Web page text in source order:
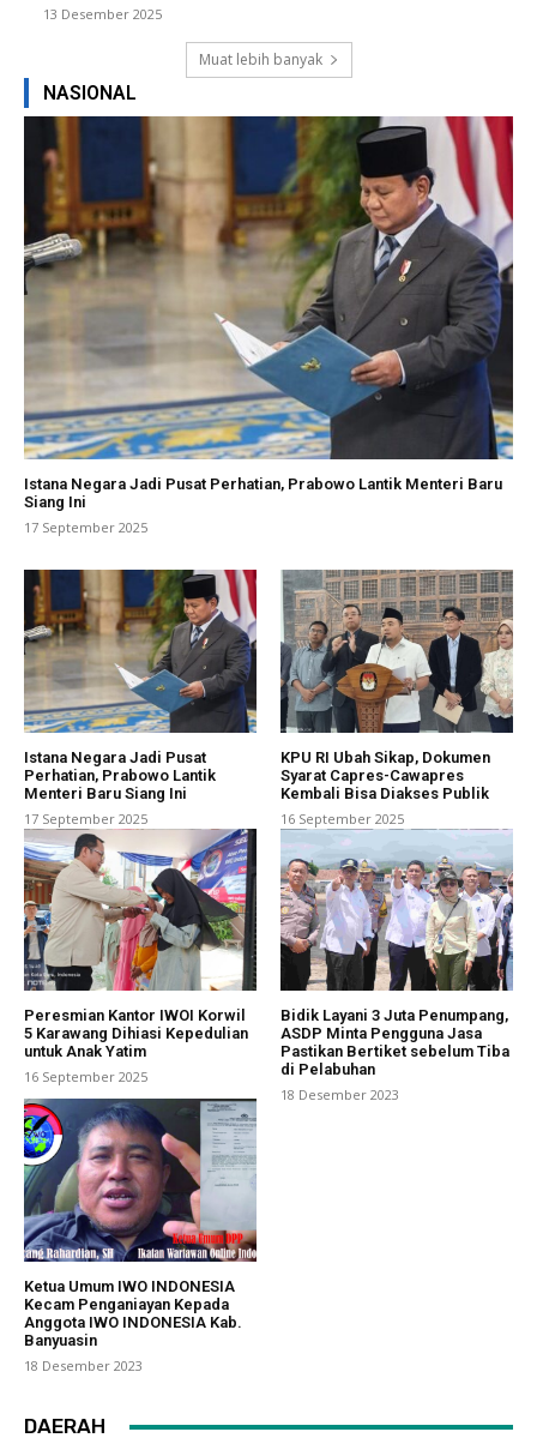
13 Desember 2025
Muat lebih banyak
NASIONAL
Istana Negara Jadi Pusat Perhatian, Prabowo Lantik Menteri Baru
Siang Ini
17 September 2025
Istana Negara Jadi Pusat
Perhatian, Prabowo Lantik
Menteri Baru Siang Ini
17 September 2025
KPU RI Ubah Sikap, Dokumen
Syarat Capres-Cawapres
Kembali Bisa Diakses Publik
16 September 2025
Peresmian Kantor IWOI Korwil
5 Karawang Dihiasi Kepedulian
untuk Anak Yatim
16 September 2025
Bidik Layani 3 Juta Penumpang,
ASDP Minta Pengguna Jasa
Pastikan Bertiket sebelum Tiba
di Pelabuhan
18 Desember 2023
Ketua Umum IWO INDONESIA
Kecam Penganiayan Kepada
Anggota IWO INDONESIA Kab.
Banyuasin
18 Desember 2023
DAERAH